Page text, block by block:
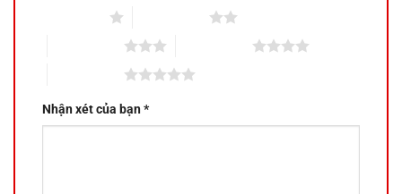
Nhận xét của bạn*